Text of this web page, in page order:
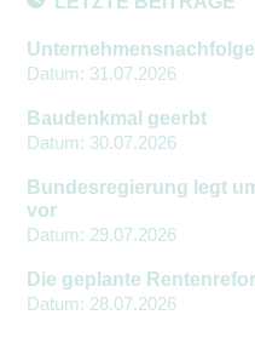
Datum: 31.07.2026
Baudenkmal geerbt
Datum: 30.07.2026
Bundesregierung legt
vor
Datum: 29.07.2026
Die geplante
Datum: 28.07.2026